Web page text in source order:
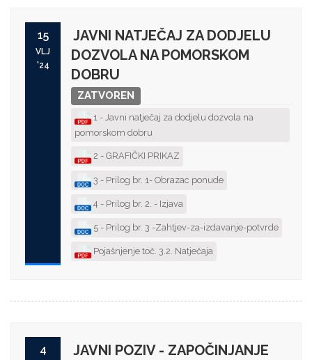
15
VLJ
'24
JAVNI NATJEČAJ ZA DODJELU
DOZVOLA NA POMORSKOM
DOBRU
ZATVOREN
1 - Javni natječaj za dodjelu dozvola na
pomorskom dobru
2 - GRAFIČKI PRIKAZ
3 - Prilog br. 1- Obrazac ponude
4 - Prilog br. 2. - Izjava
5 - Prilog br. 3 -Zahtjev-za-izdavanje-potvrde
Pojašnjenje toč. 3.2. Natječaja
4
JAVNI POZIV - ZAPOČINJANJE